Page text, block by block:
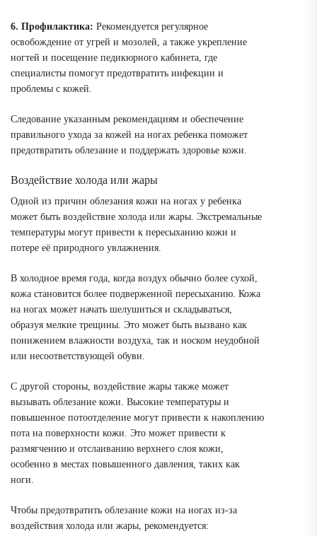
6. Профилактика: Рекомендуется регулярное
освобождение от угрей и мозолей, а также укрепление
ногтей и посещение педикюрного кабинета, где
специалисты помогут предотвратить инфекции и
проблемы с кожей.
Следование указанным рекомендациям и обеспечение
правильного ухода за кожей на ногах ребенка поможет
предотвратить облезание и поддержать здоровье кожи.
Воздействие холода или жары
Одной из причин облезания кожи на ногах у ребенка
может быть воздействие холода или жары. Экстремальные
температуры могут привести к пересыханию кожи и
потере её природного увлажнения.
В холодное время года, когда воздух обычно более сухой,
кожа становится более подверженной пересыханию. Кожа
на ногах может начать шелушиться и складываться,
образуя мелкие трещины. Это может быть вызвано как
понижением влажности воздуха, так и носком неудобной
или несоответствующей обуви.
С другой стороны, воздействие жары также может
вызывать облезание кожи. Высокие температуры и
повышенное потоотделение могут привести к накоплению
пота на поверхности кожи. Это может привести к
размягчению и отслаиванию верхнего слоя кожи,
особенно в местах повышенного давления, таких как
ноги.
Чтобы предотвратить облезание кожи на ногах из-за
воздействия холода или жары, рекомендуется: